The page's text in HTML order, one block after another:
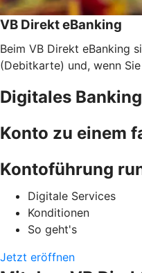
VB Direkt eBanking
Beim VB Direkt eBanking
(Debitkarte) und, wenn
Digitales
Konto zu einem
Kontoführung
Digitale Services
Konditionen
So geht's
Jetzt eröffnen